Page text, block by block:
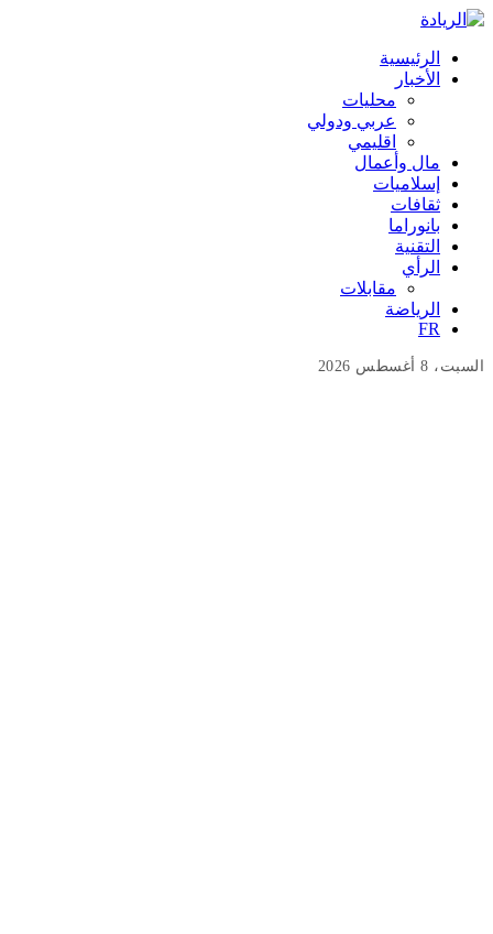
الرئيسية
الأخبار
محليات
عربي ودولي
اقليمي
مال وأعمال
إسلاميات
ثقافات
بانوراما
التقنية
الرأي
مقابلات
الرياضة
FR
السبت، 8 أغسطس 2026